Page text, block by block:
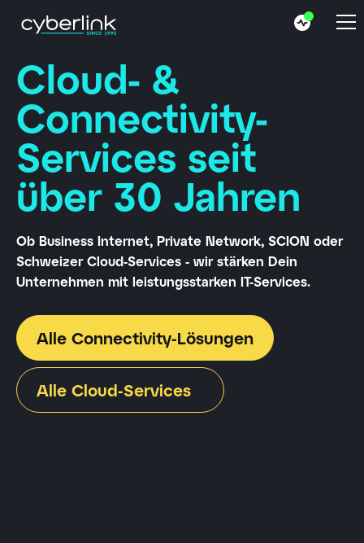
Cloud- &
Connectivity-
Services seit
über 30 Jahren
Ob Business Internet, Private Network, SCION oder
Schweizer Cloud-Services - wir stärken Dein
Unternehmen mit leistungsstarken IT-Services.
Alle Connectivity-Lösungen
Alle Cloud-Services